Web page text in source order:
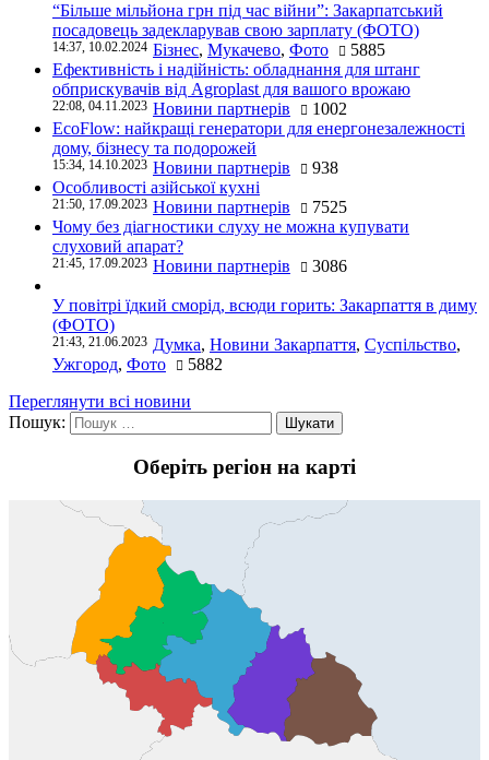
“Більше мільйона грн під час війни”: Закарпатський
посадовець задекларував свою зарплату (ФОТО)
14:37, 10.02.2024 Бізнес, Мукачево, Фото
5885
Ефективність і надійність: обладнання для штанг
обприскувачів від Agroplast для вашого врожаю
22:08, 04.11.2023 Новини партнерів
1002
EcoFlow: найкращі генератори для енергонезалежності
дому, бізнесу та подорожей
15:34, 14.10.2023 Новини партнерів
938
Особливості азійської кухні
21:50, 17.09.2023 Новини партнерів
7525
Чому без діагностики слуху не можна купувати
слуховий апарат?
21:45, 17.09.2023 Новини партнерів 3086
У повітрі їдкий сморід, всюди горить: Закарпаття в диму
(ФОТО)
21:43, 21.06.2023 Думка, Новини Закарпаття, Суспільство,
Ужгород, Фото
5882
Переглянути всі новини
Пошук:
Оберіть регіон на карті